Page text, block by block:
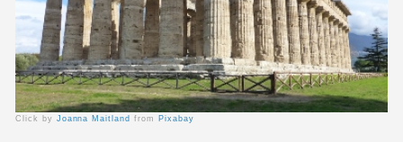
Click by Joanna Maitlandfrom Pixabay